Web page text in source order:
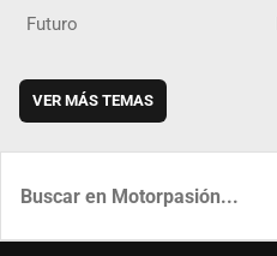
Futuro
VER MÁS TEMAS